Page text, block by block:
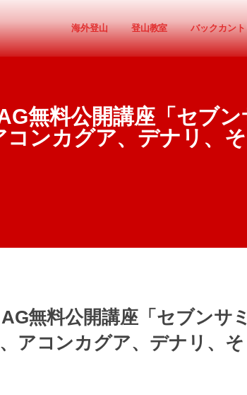
海外登山 登山教室 バックカン
無料公開講座「セブ
コンカグア、デナリ、
AG無料公開講座「セブンサ
アコンカグア、デナリ、